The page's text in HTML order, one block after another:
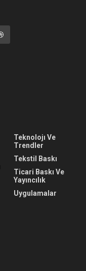
Teknolojı Ve
Trendler
Tekstil Baskı
Ticari Baskı Ve
Yayıncılık
Uygulamalar